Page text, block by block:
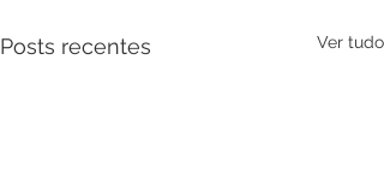
Posts recentes Ver tudo